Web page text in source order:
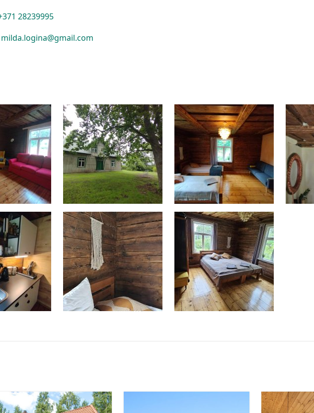
28239995
milda.logina@gmail.com